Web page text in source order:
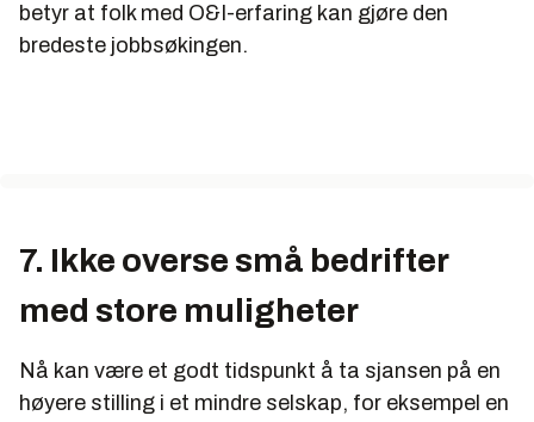
betyr at folk med O&I-erfaring kan gjøre den
bredeste jobbsøkingen.
7. Ikke overse små bedrifter
med store muligheter
Nå kan være et godt tidspunkt å ta sjansen på en
høyere stilling i et mindre selskap, for eksempel en